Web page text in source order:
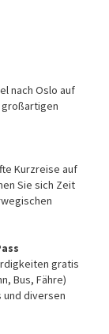
nach Oslo auf
großartigen
Kurzreise auf
Sie sich Zeit
gratis
Bus, Fähre)
und diversen